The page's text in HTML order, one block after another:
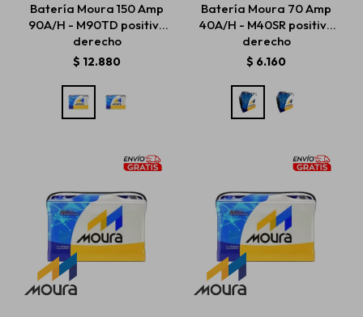
Batería Moura 150 Amp
90A/H - M90TD positivo
derecho
$ 12.880
Batería Moura 70 Amp
40A/H - M40SR positivo
derecho
$ 6.160
Estética automotriz
Accesorios
Repuestos
Servicios